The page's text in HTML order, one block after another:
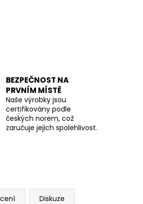
BEZPEČNOST NA
PRVNÍM MÍSTĚ
Naše výrobky jsou
certifikovány podle
českých norem, což
zaručuje jejich spolehlivost.
Diskuze